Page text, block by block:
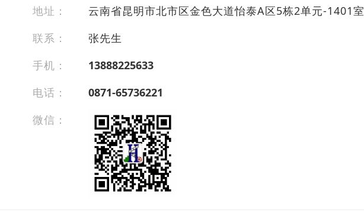
地址：
云南省昆明市北市区金色大道怡泰A区5栋2单元-1401室
联系：
张先生
手机：
13888225633
电话：
0871-65736221
微信：